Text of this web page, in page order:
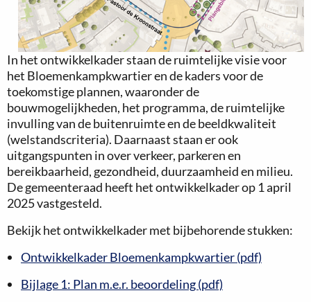
In het ontwikkelkader staan de ruimtelijke visie voor
het Bloemenkampkwartier en de kaders voor de
toekomstige plannen, waaronder de
bouwmogelijkheden, het programma, de ruimtelijke
invulling van de buitenruimte en de beeldkwaliteit
(welstandscriteria). Daarnaast staan er ook
uitgangspunten in over verkeer, parkeren en
bereikbaarheid, gezondheid, duurzaamheid en milieu.
De gemeenteraad heeft het ontwikkelkader op 1 april
2025 vastgesteld.
Bekijk het ontwikkelkader met bijbehorende stukken:
Ontwikkelkader Bloemenkampkwartier (pdf)
Bijlage 1: Plan m.e.r. beoordeling (pdf)